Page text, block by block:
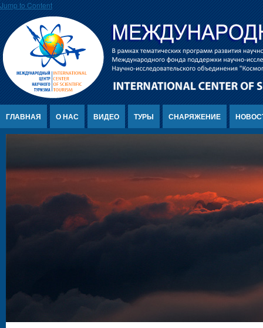
Jump to Content
ГЛАВНАЯ О НАС ВИДЕО ТУРЫ СНАРЯЖЕНИЕ